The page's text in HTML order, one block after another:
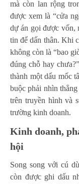
mà còn lan rộng
được xem là “cửa
dự án gọi được vốn,
tin để dấn thân. Khi
không còn là “bao
đúng chỗ hay
thành một dấu mốc
buộc phải nhìn
trên truyền hình và
trường kinh doanh.
Kinh doanh,
hội
Song song với cú
còn được ghi dấu